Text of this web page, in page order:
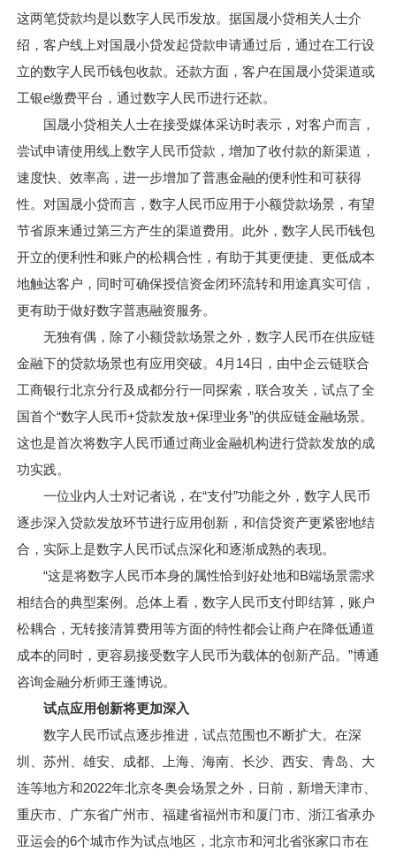
这两笔贷款均是以数字人民币发放。据国晟小贷相关人士介
绍，客户线上对国晟小贷发起贷款申请通过后，通过在工行设
立的数字人民币钱包收款。还款方面，客户在国晟小贷渠道或
工银e缴费平台，通过数字人民币进行还款。
国晟小贷相关人士在接受媒体采访时表示，对客户而言，
尝试申请使用线上数字人民币贷款，增加了收付款的新渠道，
速度快、效率高，进一步增加了普惠金融的便利性和可获得
性。对国晟小贷而言，数字人民币应用于小额贷款场景，有望
节省原来通过第三方产生的渠道费用。此外，数字人民币钱包
开立的便利性和账户的松耦合性，有助于其更便捷、更低成本
地触达客户，同时可确保授信资金闭环流转和用途真实可信，
更有助于做好数字普惠融资服务。
无独有偶，除了小额贷款场景之外，数字人民币在供应链
金融下的贷款场景也有应用突破。4月14日，由中企云链联合
工商银行北京分行及成都分行一同探索，联合攻关，试点了全
国首个“数字人民币+贷款发放+保理业务”的供应链金融场景。
这也是首次将数字人民币通过商业金融机构进行贷款发放的成
功实践。
一位业内人士对记者说，在“支付”功能之外，数字人民币
逐步深入贷款发放环节进行应用创新，和信贷资产更紧密地结
合，实际上是数字人民币试点深化和逐渐成熟的表现。
“这是将数字人民币本身的属性恰到好处地和B端场景需求
相结合的典型案例。总体上看，数字人民币支付即结算，账户
松耦合，无转接清算费用等方面的特性都会让商户在降低通道
成本的同时，更容易接受数字人民币为载体的创新产品。”博通
咨询金融分析师王蓬博说。
试点应用创新将更加深入
数字人民币试点逐步推进，试点范围也不断扩大。在深
圳、苏州、雄安、成都、上海、海南、长沙、西安、青岛、大
连等地方和2022年北京冬奥会场景之外，日前，新增天津市、
重庆市、广东省广州市、福建省福州市和厦门市、浙江省承办
亚运会的6个城市作为试点地区，北京市和河北省张家口市在